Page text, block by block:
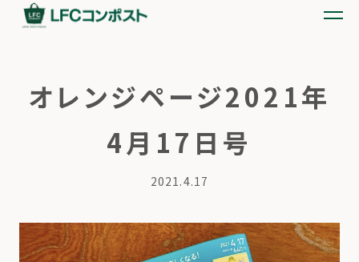
オレンジページ2021年
4月17日号
2021.4.17